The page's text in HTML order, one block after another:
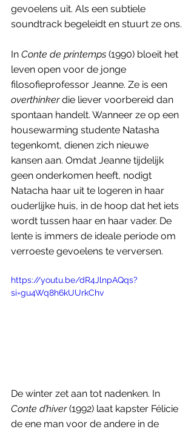
gevoelens uit. Als een subtiele
soundtrack begeleidt en stuurt ze ons.
In Conte de printemps (1990) bloeit het
leven open voor de jonge
filosofieprofessor Jeanne. Ze is een
overthinker die liever voorbereid dan
spontaan handelt. Wanneer ze op een
housewarming studente Natasha
tegenkomt, dienen zich nieuwe
kansen aan. Omdat Jeanne tijdelijk
geen onderkomen heeft, nodigt
Natacha haar uit te logeren in haar
ouderlijke huis, in de hoop dat het iets
wordt tussen haar en haar vader. De
lente is immers de ideale periode om
verroeste gevoelens te verversen.
https://youtu.be/dR4JlnpAQqs?
si=gu4Wq8h6kUUrkChv
De winter zet aan tot nadenken. In
Conte d’hiver (1992) laat kapster Félicie
de ene man voor de andere in de